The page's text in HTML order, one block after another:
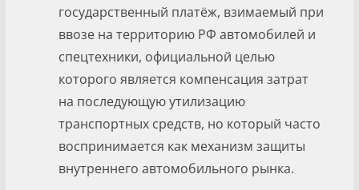
государственный платёж, взимаемый при
ввозе на территорию РФ автомобилей и
спецтехники, официальной целью
которого является компенсация затрат
на последующую утилизацию
транспортных средств, но который часто
воспринимается как механизм защиты
внутреннего автомобильного рынка.